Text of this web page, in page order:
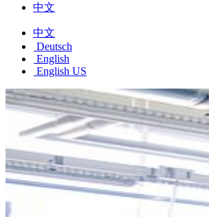
中文
中文
Deutsch
English
English US